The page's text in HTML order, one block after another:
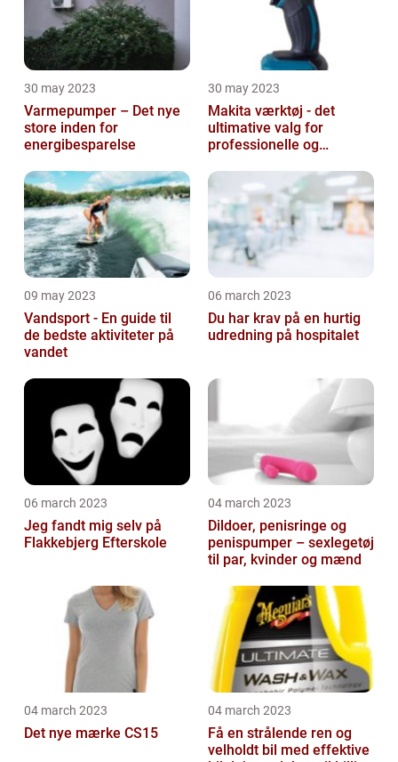
30 may 2023
Varmepumper – Det nye
store inden for
energibesparelse
30 may 2023
Makita værktøj - det
ultimative valg for
professionelle og
selv'ere
09 may 2023
Vandsport - En guide til
de bedste aktiviteter på
vandet
06 march 2023
Du har krav på en hurtig
udredning på hospitalet
06 march 2023
Jeg fandt mig selv på
Flakkebjerg Efterskole
04 march 2023
Dildoer, penisringe og
penispumper – sexlegetøj
til par, kvinder og mænd
04 march 2023
Det nye mærke CS15
04 march 2023
Få en strålende ren og
velholdt bil med effektive